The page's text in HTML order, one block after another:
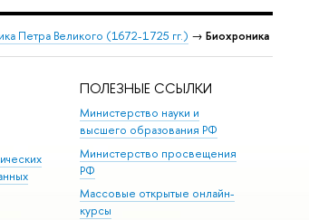
Петра Великого (1672-1725 гг.) → Биохроника
ПОЛЕЗНЫЕ ССЫЛКИ
Министерство науки и
высшего образования РФ
Министерство просвещения
РФ
Массовые открытые онлайн-
курсы